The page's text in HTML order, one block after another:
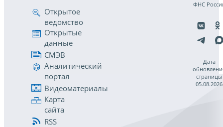
Открытое
ведомство
Открытые
данные
СМЭВ
Аналитический
портал
Видеоматериалы
Карта
сайта
RSS
ФНС
Дата
страницы
05.08.2026